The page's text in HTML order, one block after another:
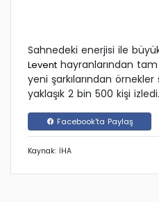
Sahnedeki enerjisi ile
Levent hayranlarından tam
yeni şarkılarından
yaklaşık 2 bin 500 kişi izledi.
Facebook'ta Paylaş
Kaynak: İHA